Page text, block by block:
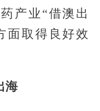
产业“借澳出
面取得良好效
海